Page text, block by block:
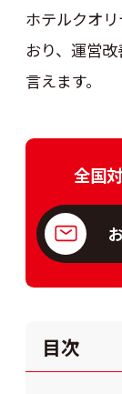
ホテルクオ
おり、運営
言えます。
全国
目次